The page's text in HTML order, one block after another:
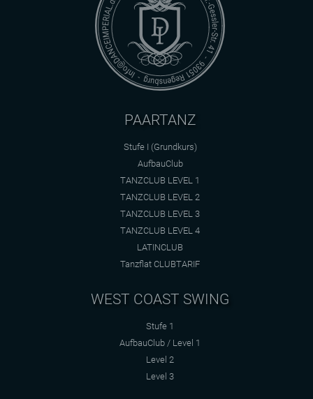
PAARTANZ
Stufe I (Grundkurs)
AufbauClub
TANZCLUB LEVEL 1
TANZCLUB LEVEL 2
TANZCLUB LEVEL 3
TANZCLUB LEVEL 4
LATINCLUB
Tanzflat CLUBTARIF
WEST COAST SWING
Stufe 1
AufbauClub / Level 1
Level 2
Level 3